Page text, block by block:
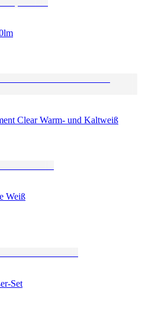
Clear Warm- und Kaltweiß
Weiß
Set